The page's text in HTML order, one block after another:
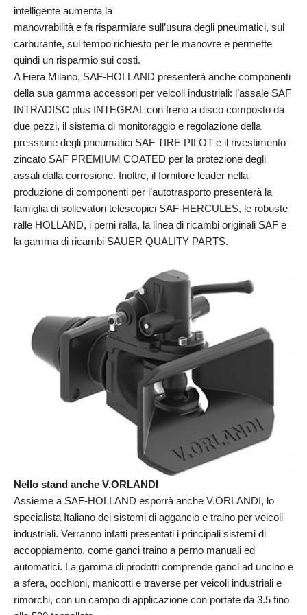
intelligente aumenta la
manovrabilità e fa risparmiare sull’usura degli pneumatici, sul
carburante, sul tempo richiesto per le manovre e permette
quindi un risparmio sui costi.
A Fiera Milano, SAF-HOLLAND presenterà anche componenti
della sua gamma accessori per veicoli industriali: l’assale SAF
INTRADISC plus INTEGRAL con freno a disco composto da
due pezzi, il sistema di monitoraggio e regolazione della
pressione degli pneumatici SAF TIRE PILOT e il rivestimento
zincato SAF PREMIUM COATED per la protezione degli
assali dalla corrosione. Inoltre, il fornitore leader nella
produzione di componenti per l’autotrasporto presenterà la
famiglia di sollevatori telescopici SAF-HERCULES, le robuste
ralle HOLLAND, i perni ralla, la linea di ricambi originali SAF e
la gamma di ricambi SAUER QUALITY PARTS.
Nello stand anche V.ORLANDI
Assieme a SAF-HOLLAND esporrà anche V.ORLANDI, lo
specialista Italiano dei sistemi di aggancio e traino per veicoli
industriali. Verranno infatti presentati i principali sistemi di
accoppiamento, come ganci traino a perno manuali ed
automatici. La gamma di prodotti comprende ganci ad uncino e
a sfera, occhioni, manicotti e traverse per veicoli industriali e
rimorchi, con un campo di applicazione con portate da 3.5 fino